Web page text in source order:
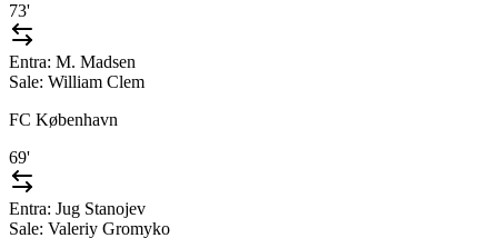
73'
Entra: M. Madsen
Sale: William Clem
FC København
69'
Entra: Jug Stanojev
Sale: Valeriy Gromyko